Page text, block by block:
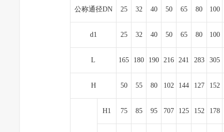
公称通径DN 25 32 40 50 65 80 100
d1 25 32 40 50 65 80 100
L 165 180 190 216 241 283 305
H 50 55 80 102 144 127 152
H1 75 85 95 707 125 152 178